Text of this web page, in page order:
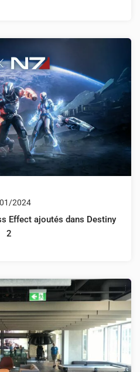
2024
Effect ajoutés dans Destiny
2